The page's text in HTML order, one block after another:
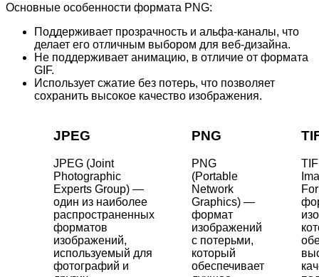
Основные особенности формата PNG:
Поддерживает прозрачность и альфа-каналы, что
делает его отличным выбором для веб-дизайна.
Не поддерживает анимацию, в отличие от формата
GIF.
Использует сжатие без потерь, что позволяет
сохранить высокое качество изображения.
JPEG
JPEG (Joint
Photographic
Experts Group) —
один из наиболее
распространенных
форматов
изображений,
используемый для
фотографий и
PNG
PNG
(Portable
Network
Graphics) —
формат
изображений
с потерьми,
который
обеспечивает